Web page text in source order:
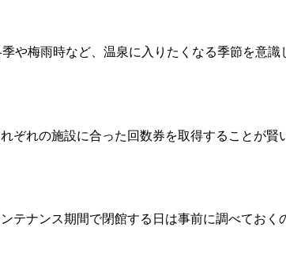
や梅雨時など、温泉に入りたくなる季節を意識
ぞれの施設に合った回数券を取得することが賢
テナンス期間で閉館する日は事前に調べておく